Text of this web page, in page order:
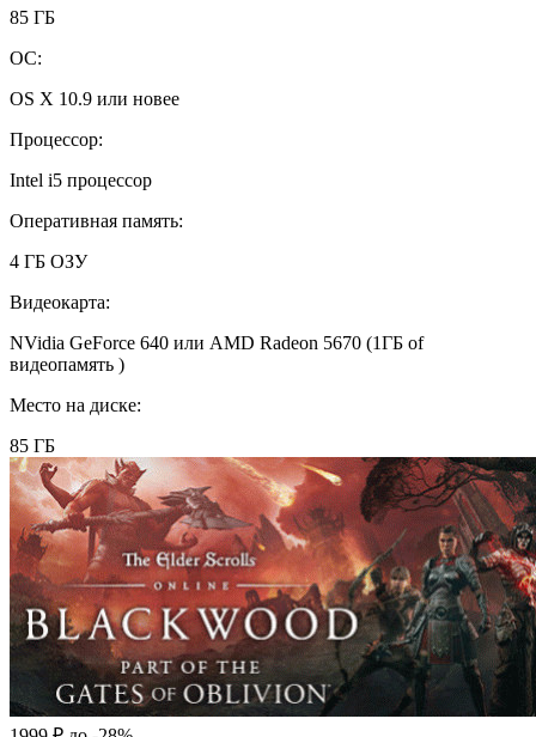
85 ГБ
ОС:
OS X 10.9 или новее
Процессор:
Intel i5 процессор
Оперативная память:
4 ГБ ОЗУ
Видеокарта:
NVidia GeForce 640 или AMD Radeon 5670 (1ГБ of
видеопамять )
Место на диске:
85 ГБ